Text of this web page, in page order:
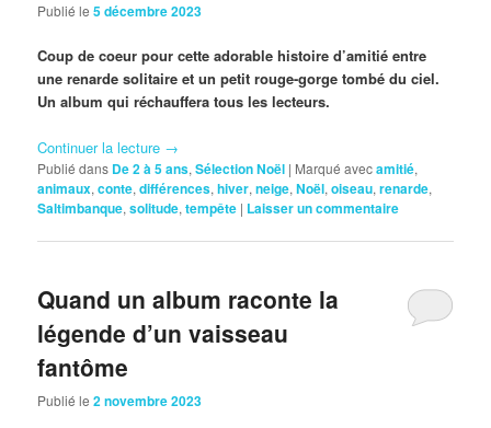
Publié le5 décembre 2023
Coup de coeur pour cette adorable histoire d’amitié entre
une renarde solitaire et un petit rouge-gorge tombé du ciel.
Un album qui réchauffera tous les lecteurs.
Continuer la lecture →
Publié dans De 2 à 5 ans,Sélection Noël | Marqué avecamitié,
animaux,conte,différences,hiver,neige,Noël,oiseau,renarde,
Saltimbanque,solitude,tempête | Laisser un commentaire
Quand un album raconte la
légende d’un vaisseau
fantôme
Publié le2 novembre 2023